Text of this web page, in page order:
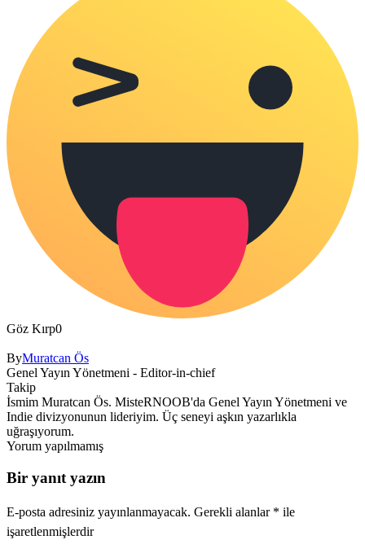
Göz Kırp0
ByMuratcan Ös
Genel Yayın Yönetmeni - Editor-in-chief
Takip
İsmim Muratcan Ös. MisteRNOOB'da Genel Yayın Yönetmeni ve
Indie divizyonunun lideriyim. Üç seneyi aşkın yazarlıkla
uğraşıyorum.
Yorum yapılmamış
Bir yanıt yazın
E-posta adresiniz yayınlanmayacak. Gerekli alanlar * ile
işaretlenmişlerdir